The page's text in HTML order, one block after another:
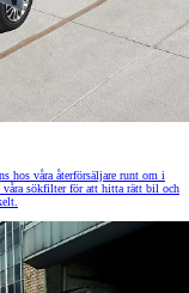
hos våra återförsäljare runt om i
sökfilter för att hitta rätt bil och